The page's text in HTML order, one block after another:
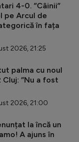
4-0. ”Câinii”
pe Arcul de
în fața
2026, 21:25
palma cu noul
Cluj: ”Nu a fost
2026, 21:00
la încă un
A ajuns în